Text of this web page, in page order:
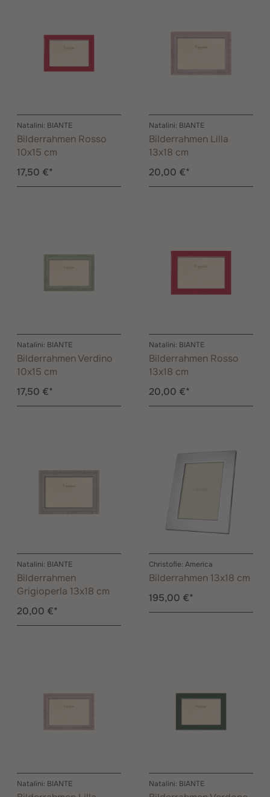
Natalini: BIANTE
Bilderrahmen Rosso
10x15 cm
17,50 €*
Natalini: BIANTE
Bilderrahmen Lilla
13x18 cm
20,00 €*
Natalini: BIANTE
Bilderrahmen Verdino
10x15 cm
17,50 €*
Natalini: BIANTE
Bilderrahmen Rosso
13x18 cm
20,00 €*
Natalini: BIANTE
Bilderrahmen
Grigioperla 13x18 cm
20,00 €*
Christofle: America
Bilderrahmen 13x18 cm
195,00 €*
Natalini: BIANTE Natalini: BIANTE